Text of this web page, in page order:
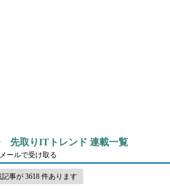
先取りITトレンド 連載一覧
ールで受け取る
事が 3618 件あります